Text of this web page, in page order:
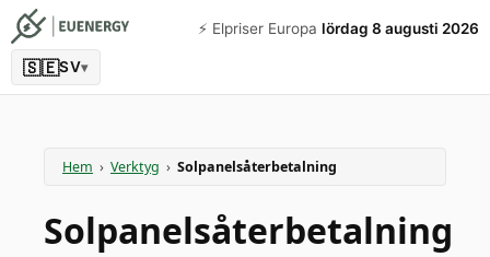
⚡️ Elpriser Europa lördag 8 augusti 2026
🇸🇪SV▾
Hem › Verktyg › Solpanelsåterbetalning
Solpanelsåterbetalning